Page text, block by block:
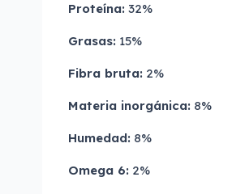
Proteína: 32%
Grasas: 15%
Fibra bruta: 2%
Materia inorgánica: 8%
Humedad: 8%
Omega 6: 2%